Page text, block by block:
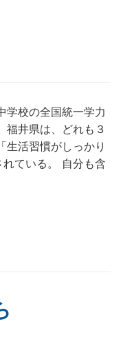
学校の全国統一学力
福井県は、どれも３
生活習慣がしっかり
ている。 自分も含